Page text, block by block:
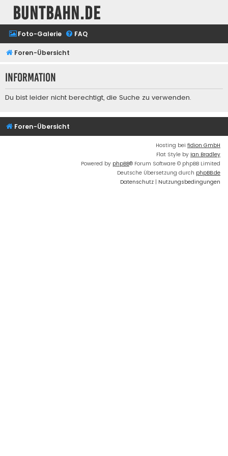
buntbahn.de
Foto-Galerie FAQ
Foren-Übersicht
Information
Du bist leider nicht berechtigt, die Suche zu verwenden.
Foren-Übersicht
Hosting bei fidion GmbH
Flat Style by Ian Bradley
Powered by phpBB® Forum Software © phpBB Limited
Deutsche Übersetzung durch phpBB.de
Datenschutz | Nutzungsbedingungen